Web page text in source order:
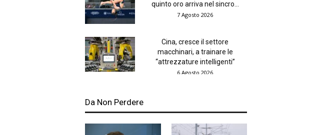
quinto oro arriva nel sincro...
7 Agosto 2026
Cina, cresce il settore
macchinari, a trainare le
“attrezzature intelligenti”
6 Agosto 2026
Da Non Perdere